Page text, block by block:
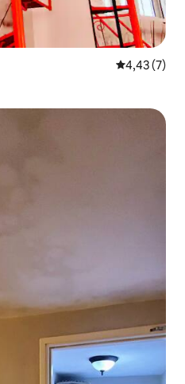
4,43 de
4,43 (7)